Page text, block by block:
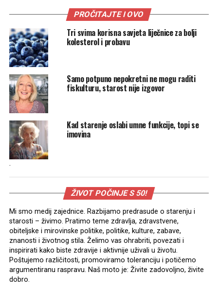
PROČITAJTE I OVO
Tri svima korisna savjeta liječnice za bolji
kolesterol i probavu
Samo potpuno nepokretni ne mogu raditi
fiskulturu, starost nije izgovor
Kad starenje oslabi umne funkcije, topi se
imovina
.
ŽIVOT POČINJE S 50!
Mi smo medij zajednice. Razbijamo predrasude o starenju i
starosti – živimo. Pratimo teme zdravlja, zdravstvene,
obiteljske i mirovinske politike, politike, kulture, zabave,
znanosti i životnog stila. Želimo vas ohrabriti, povezati i
inspirirati kako biste zdravije i aktivnije uživali u životu.
Poštujemo različitosti, promoviramo toleranciju i potičemo
argumentiranu raspravu. Naš moto je: Živite zadovoljno, živite
dobro.